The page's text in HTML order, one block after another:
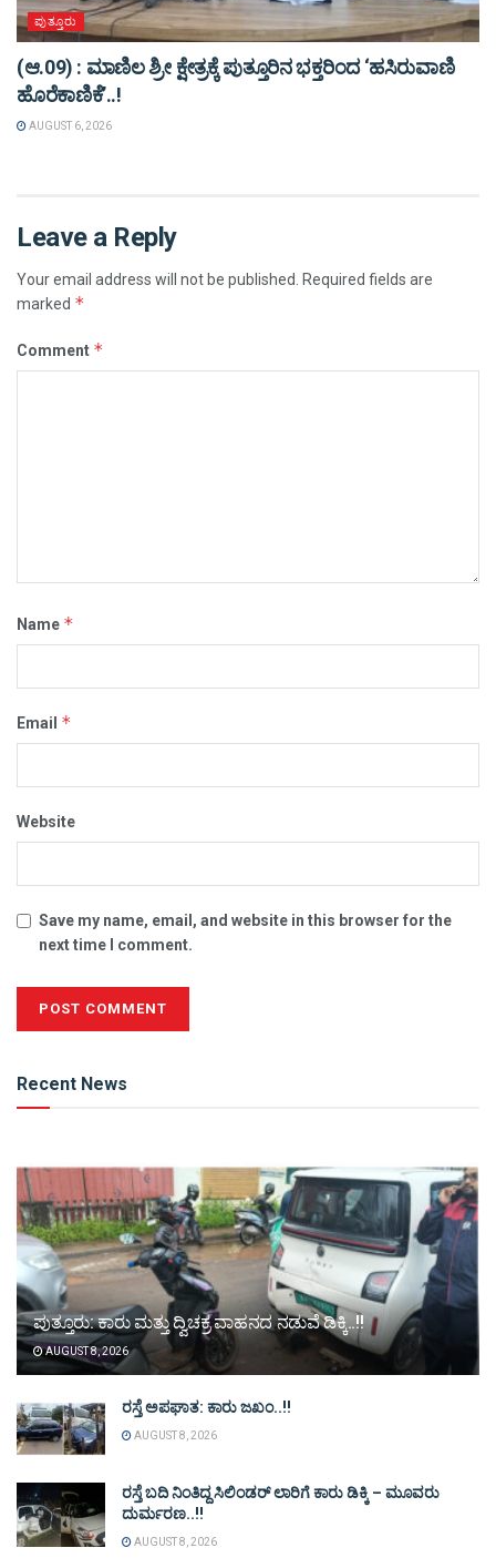
ಪುತ್ತೂರು
(ಆ.09) : ಮಾಣಿಲ ಶ್ರೀ ಕ್ಷೇತ್ರಕ್ಕೆ ಪುತ್ತೂರಿನ ಭಕ್ತರಿಂದ ‘ಹಸಿರುವಾಣಿ
ಹೊರೆಕಾಣಿಕೆ’..!
AUGUST 6, 2026
Leave a Reply
Your email address will not be published.
Required fields are
marked *
Comment *
Name *
Email *
Website
Save my name, email, and website in this browser for the
next time I comment.
Recent News
ಪುತ್ತೂರು: ಕಾರು ಮತ್ತು ದ್ವಿಚಕ್ರ ವಾಹನದ ನಡುವೆ ಡಿಕ್ಕಿ..!!
AUGUST 8, 2026
ರಸ್ತೆ ಅಪಘಾತ: ಕಾರು ಜಖಂ..!!
AUGUST 8, 2026
ರಸ್ತೆ ಬದಿ ನಿಂತಿದ್ದ ಸಿಲಿಂಡರ್ ಲಾರಿಗೆ ಕಾರು ಡಿಕ್ಕಿ – ಮೂವರು
ದುರ್ಮರಣ..!!
AUGUST 8, 2026